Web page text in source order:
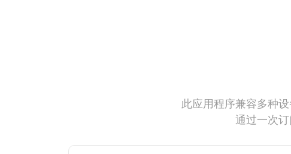
此应用程序兼容多种
通过一次